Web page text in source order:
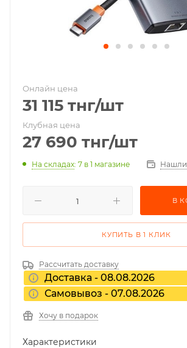
Онлайн цена
31 115 тнг/шт
Клубная цена
27 690 тнг/шт
На складах: 7 в 1 магазине Нашли
В
КУПИТЬ В 1 КЛИК
Рассчитать доставку
Доставка - 08.08.2026
Самовывоз - 07.08.2026
Хочу в подарок
Характеристики